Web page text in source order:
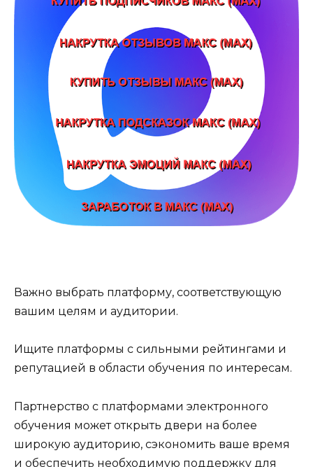
Важно выбрать платформу, соответствующую
вашим целям и аудитории.
Ищите платформы с сильными рейтингами и
репутацией в области обучения по интересам.
Партнерство с платформами электронного
обучения может открыть двери на более
широкую аудиторию, сэкономить ваше время
и обеспечить необходимую поддержку для